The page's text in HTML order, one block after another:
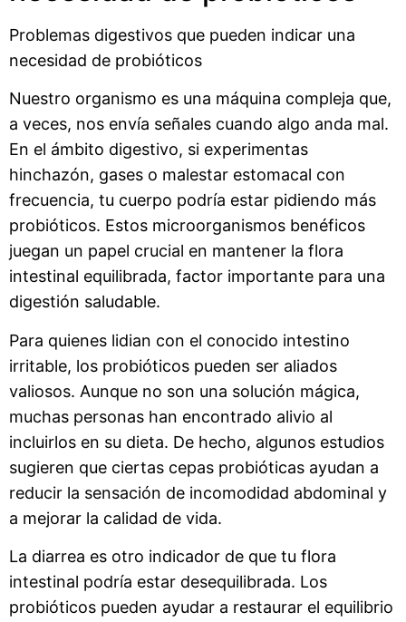
Problemas digestivos que pueden indicar una
necesidad de probióticos
Nuestro organismo es una máquina compleja que,
a veces, nos envía señales cuando algo anda mal.
En el ámbito digestivo, si experimentas
hinchazón, gases o malestar estomacal con
frecuencia, tu cuerpo podría estar pidiendo más
probióticos. Estos microorganismos benéficos
juegan un papel crucial en mantener la flora
intestinal equilibrada, factor importante para una
digestión saludable.
Para quienes lidian con el conocido intestino
irritable, los probióticos pueden ser aliados
valiosos. Aunque no son una solución mágica,
muchas personas han encontrado alivio al
incluirlos en su dieta. De hecho, algunos estudios
sugieren que ciertas cepas probióticas ayudan a
reducir la sensación de incomodidad abdominal y
a mejorar la calidad de vida.
La diarrea es otro indicador de que tu flora
intestinal podría estar desequilibrada. Los
probióticos pueden ayudar a restaurar el equilibrio